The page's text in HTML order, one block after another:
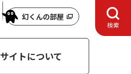
幻くんの部屋
検索
イトについて